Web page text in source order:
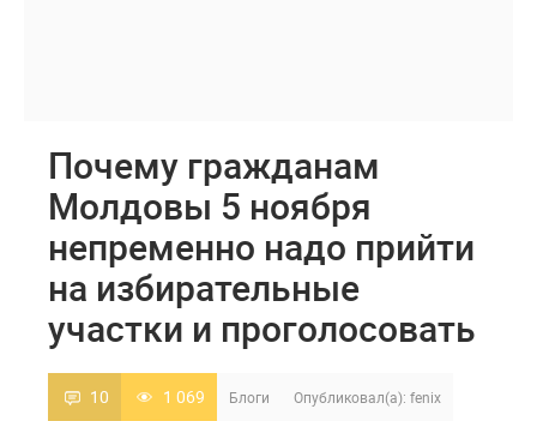
Почему гражданам
Молдовы 5 ноября
непременно надо прийти
на избирательные
участки и проголосовать
10 1 069 Блоги Опубликовал(а): fenix